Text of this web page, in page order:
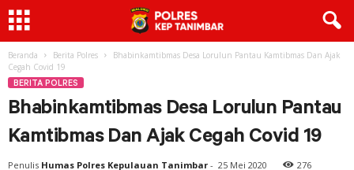
Beranda Berita Polres
Bhabinkamtibmas Desa Lorulun Pantau Kamtibmas Dan Ajak
Cegah Covid 19
BERITA POLRES
Bhabinkamtibmas Desa Lorulun Pantau
Kamtibmas Dan Ajak Cegah Covid 19
Penulis Humas Polres Kepulauan Tanimbar - 25 Mei 2020
276